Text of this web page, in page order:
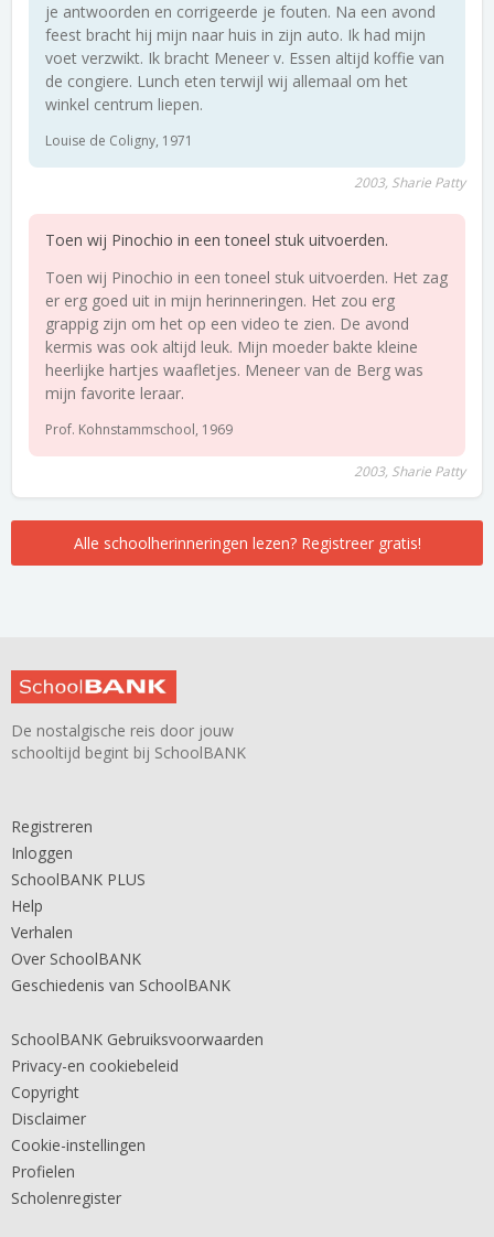
je antwoorden en corrigeerde je fouten. Na een avond
feest bracht hij mijn naar huis in zijn auto. Ik had mijn
voet verzwikt. Ik bracht Meneer v. Essen altijd koffie van
de congiere. Lunch eten terwijl wij allemaal om het
winkel centrum liepen.
Louise de Coligny, 1971
2003, Sharie Patty
Toen wij Pinochio in een toneel stuk uitvoerden.
Toen wij Pinochio in een toneel stuk uitvoerden. Het zag
er erg goed uit in mijn herinneringen. Het zou erg
grappig zijn om het op een video te zien. De avond
kermis was ook altijd leuk. Mijn moeder bakte kleine
heerlijke hartjes waafletjes. Meneer van de Berg was
mijn favorite leraar.
Prof. Kohnstammschool, 1969
2003, Sharie Patty
Alle schoolherinneringen lezen? Registreer gratis!
De nostalgische reis door jouw
schooltijd begint bij SchoolBANK
Registreren
Inloggen
SchoolBANK PLUS
Help
Verhalen
Over SchoolBANK
Geschiedenis van SchoolBANK
SchoolBANK Gebruiksvoorwaarden
Privacy-en cookiebeleid
Copyright
Disclaimer
Cookie-instellingen
Profielen
Scholenregister